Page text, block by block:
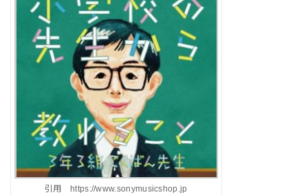
引用 https://www.sonymusicshop.jp